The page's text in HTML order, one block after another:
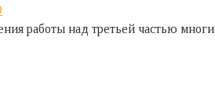
работы над третьей частью